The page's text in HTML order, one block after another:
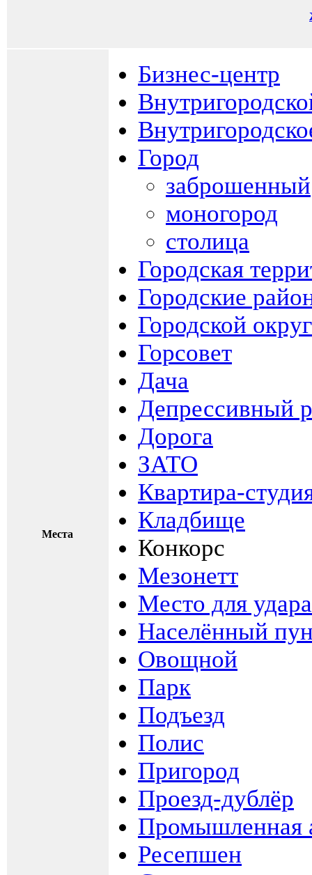
Места
Бизнес-центр
Город
заброшенный
моногород
столица
Городская
Городские
Городской
Горсовет
Дача
Депрессивный
Дорога
ЗАТО
Квартира-
Кладбище
Конкорс
Мезонетт
Место для
Населённый
Овощной
Парк
Подъезд
Полис
Пригород
Проезд-дублёр
Промышленная
Ресепшен